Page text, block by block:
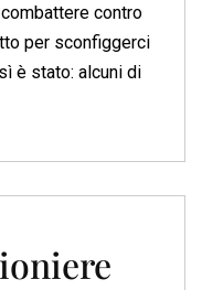
contro
per sconfiggerci
è stato: alcuni di